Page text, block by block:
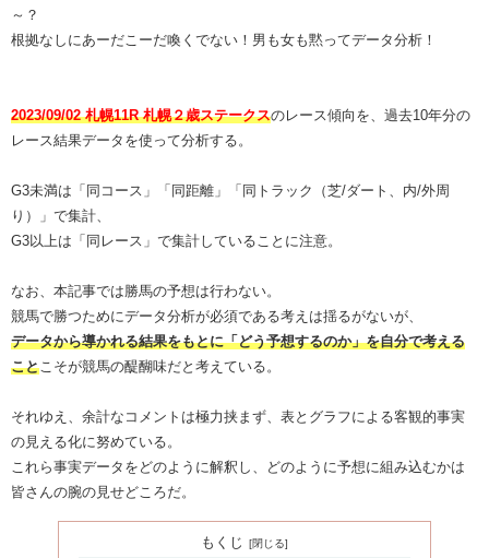
～？
根拠なしにあーだこーだ喚くでない！男も女も黙ってデータ分析！
2023/09/02 札幌11R 札幌２歳ステークスのレース傾向を、過去10年分の
レース結果データを使って分析する。
G3未満は「同コース」「同距離」「同トラック（芝/ダート、内/外周
り）」で集計、
G3以上は「同レース」で集計していることに注意。
なお、本記事では勝馬の予想は行わない。
競馬で勝つためにデータ分析が必須である考えは揺るがないが、
データから導かれる結果をもとに「どう予想するのか」を自分で考える
ことこそが競馬の醍醐味だと考えている。
それゆえ、余計なコメントは極力挟まず、表とグラフによる客観的事実
の見える化に努めている。
これら事実データをどのように解釈し、どのように予想に組み込むかは
皆さんの腕の見せどころだ。
もくじ